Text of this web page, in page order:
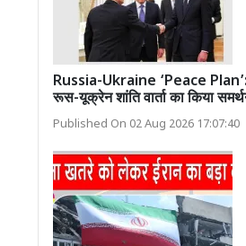
Russia-Ukraine ‘Peace
रूस-यूक्रेन शांति वार्ता का किया
Published On 02 Aug 2026 17:07:40